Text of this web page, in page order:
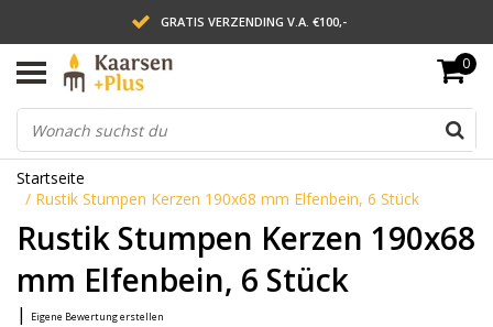
GRATIS VERZENDING V.A. €100,-
LEVERING BINNEN 2 WERKDAGEN
ACHTERAF BETALEN VIA AFTERPAY
0
Startseite
/ Rustik Stumpen Kerzen 190x68 mm Elfenbein, 6 Stück
Rustik Stumpen Kerzen 190x68
mm Elfenbein, 6 Stück
| Eigene Bewertung erstellen